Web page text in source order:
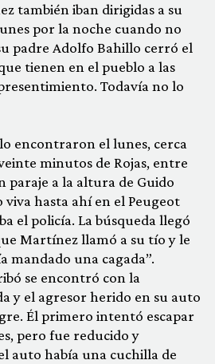
también iban dirigidas a su
por la noche cuando no
padre Adolfo Bahillo cerró el
tienen en el pueblo a las
Todavía no lo
encontraron el lunes, cerca
minutos de Rojas, entre
paraje a la altura de Guido
viva hasta ahí en el Peugeot
el policía. La búsqueda llegó
Martínez llamó a su tío y le
mandado una cagada”.
se encontró con la
y el agresor herido en su auto
Él primero intentó escapar
pero fue reducido y
auto había una cuchilla de